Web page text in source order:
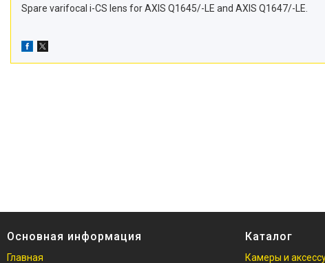
Spare varifocal i-CS lens for AXIS Q1645/-LE and AXIS Q1647/-LE.
Основная информация
Главная
Каталог
Камеры и